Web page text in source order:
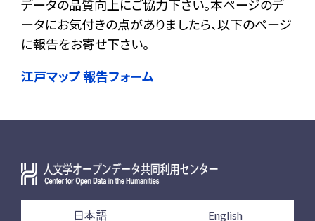
データの品質向上にご協力下さい。本ページのデ
ータにお気付きの点がありましたら、以下のページ
に報告をお寄せ下さい。
江戸マップ 報告フォーム
日本語 English